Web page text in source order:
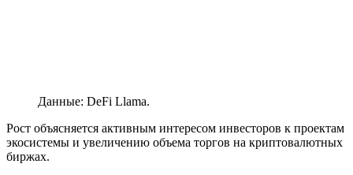
Данные: DeFi Llama.
Рост объясняется активным интересом инвесторов к проектам
экосистемы и увеличению объема торгов на криптовалютных
биржах.